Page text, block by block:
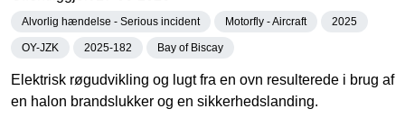
Alvorlig hændelse - Serious incident Motorfly - Aircraft 2025
OY-JZK 2025-182 Bay of Biscay
Elektrisk røgudvikling og lugt fra en ovn resulterede i brug af
en halon brandslukker og en sikkerhedslanding.